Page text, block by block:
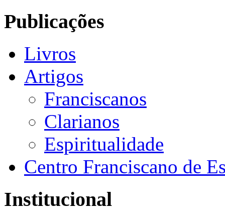
Publicações
Livros
Artigos
Franciscanos
Clarianos
Espiritualidade
Centro Franciscano de
Institucional